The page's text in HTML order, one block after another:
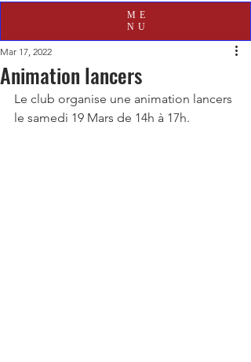
ME
NU
Animation lancers
Mar 17, 2022
Le club organise une animation lancers
le samedi 19 Mars de 14h à 17h.